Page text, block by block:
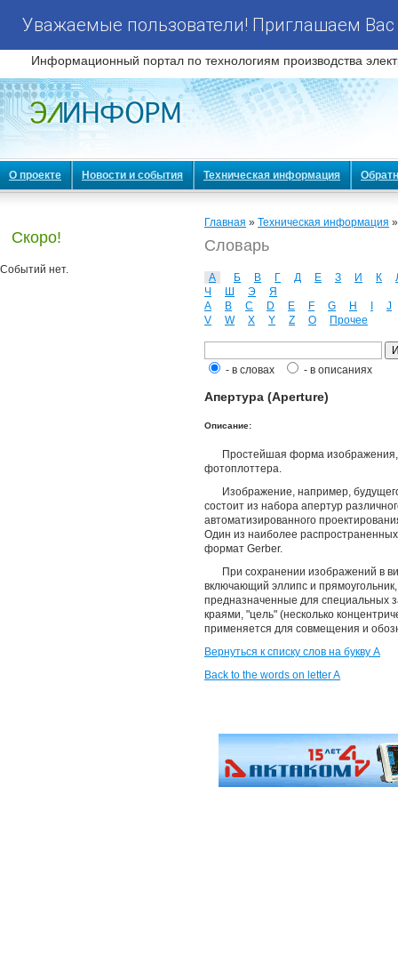
Уважаемые пользователи! Приглашаем
Информационный портал по технологиям производства
О проекте Новости и события Техническая информация
Скоро!
Событий нет.
Главная » Техническая информация
Словарь
А Б В Г Д Е З И К
Ч
Ш Э
Я
A
B C D E F G H
J
V
W X Y Z О Прочее
- в словах - в описаниях
Апертура (Aperture)
Описание:
Простейшая форма
фотоплоттера.
Изображение, например,
состоит из набора апертур
автоматизированного
Один из наиболее
формат Gerber.
При сохранении изображений в
включающий эллипс и
предназначенные для специальных
краями, "цель" (несколько
применяется для совмещения и
Вернуться к списку слов на букву А
Back to the words on letter A